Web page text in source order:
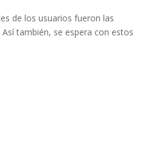
de los usuarios fueron las
también, se espera con estos